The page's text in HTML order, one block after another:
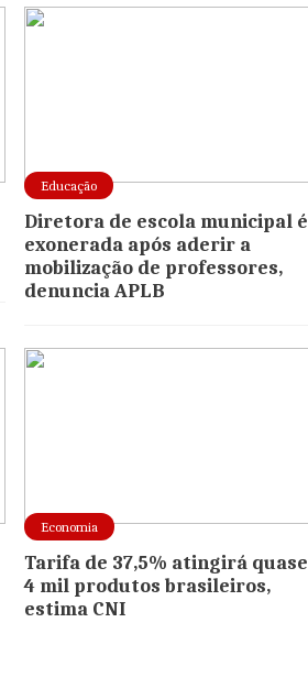
Educação
Diretora de escola municipal é
exonerada após aderir a
mobilização de professores,
denuncia APLB
Economia
Tarifa de 37,5% atingirá quase
4 mil produtos brasileiros,
estima CNI